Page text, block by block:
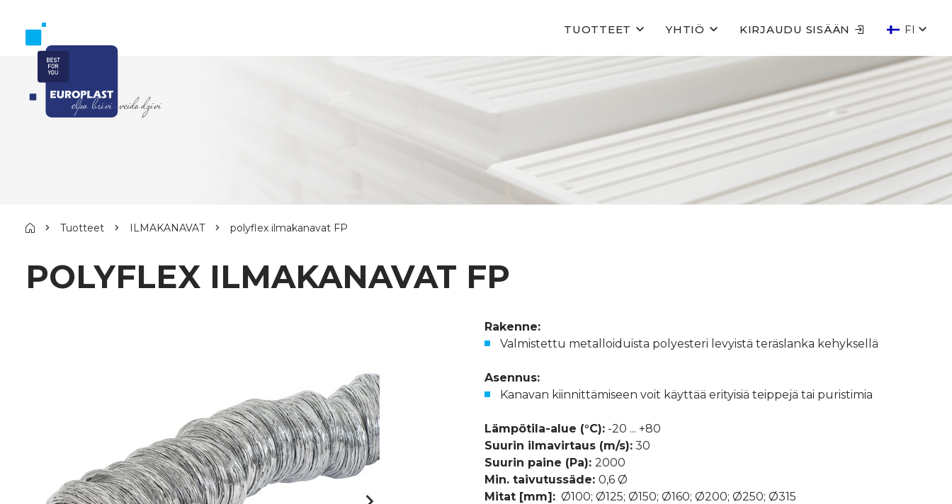
TUOTTEET YHTIÖ KIRJAUDU SISÄÄN FI
Tuotteet ILMAKANAVAT polyflex ilmakanavat FP
POLYFLEX ILMAKANAVAT FP
Rakenne:
Valmistettu metalloiduista polyesteri levyistä teräslanka kehyksellä
Asennus:
Kanavan kiinnittämiseen voit käyttää erityisiä teippejä tai puristimia
Lämpötila-alue (°C): -20 ... +80
Suurin ilmavirtaus (m/s): 30
Suurin paine (Pa): 2000
Min. taivutussäde: 0,6 Ø
Mitat [mm]: Ø100; Ø125; Ø150; Ø160; Ø200; Ø250; Ø315